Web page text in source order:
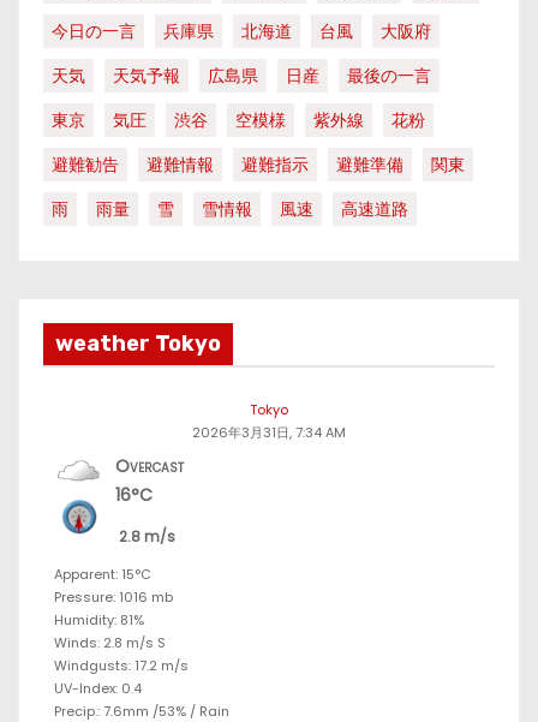
今日の一言
兵庫県 北海道 台風
大阪府
天気
天気予報 広島県 日産
最後の一言
東京
気圧 渋谷 空模様 紫外線
花粉
避難勧告
避難情報 避難指示 避難準備
関東
雨
雨量 雪 雪情報 風速 高速道路
weather Tokyo
Tokyo
2026年3月31日, 7:34 AM
Overcast
16°C
2.8 m/s
Apparent: 15°C
Pressure: 1016 mb
Humidity: 81%
Winds: 2.8 m/s S
Windgusts: 17.2 m/s
UV-Index: 0.4
Precip.:7.6mm /53% / Rain